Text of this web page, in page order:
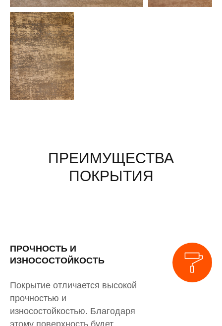
ПРЕИМУЩЕСТВА
ПОКРЫТИЯ
ПРОЧНОСТЬ И
ИЗНОСОСТОЙКОСТЬ
Покрытие отличается высокой
прочностью и
износостойкостью. Благодаря